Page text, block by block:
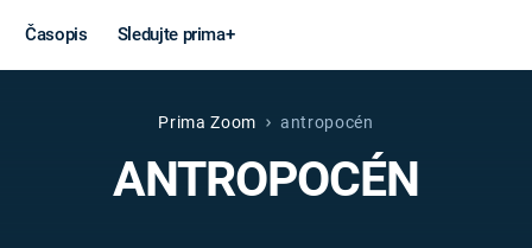
Časopis Sledujte prima+
Věda a
technika
Prima Zoom antropocén
ANTROPOCÉN